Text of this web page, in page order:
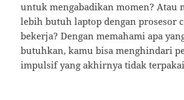
untuk mengabadikan momen? Atau
lebih butuh laptop dengan prosesor
bekerja? Dengan memahami apa
butuhkan, kamu bisa menghindari
impulsif yang akhirnya tidak